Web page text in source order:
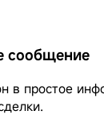
сообщение
в простое